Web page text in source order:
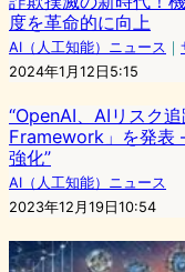
度を革命的に向上
AI（人工知能）ニュース ｜
2024年1月12日5:15
“OpenAI、AIリスク
Framework」を発表
強化”
AI（人工知能）ニュース
2023年12月19日10:54